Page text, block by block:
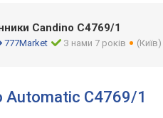
Candino C4769/1
777Market З нами 7 років (Київ)
Automatic C4769/1